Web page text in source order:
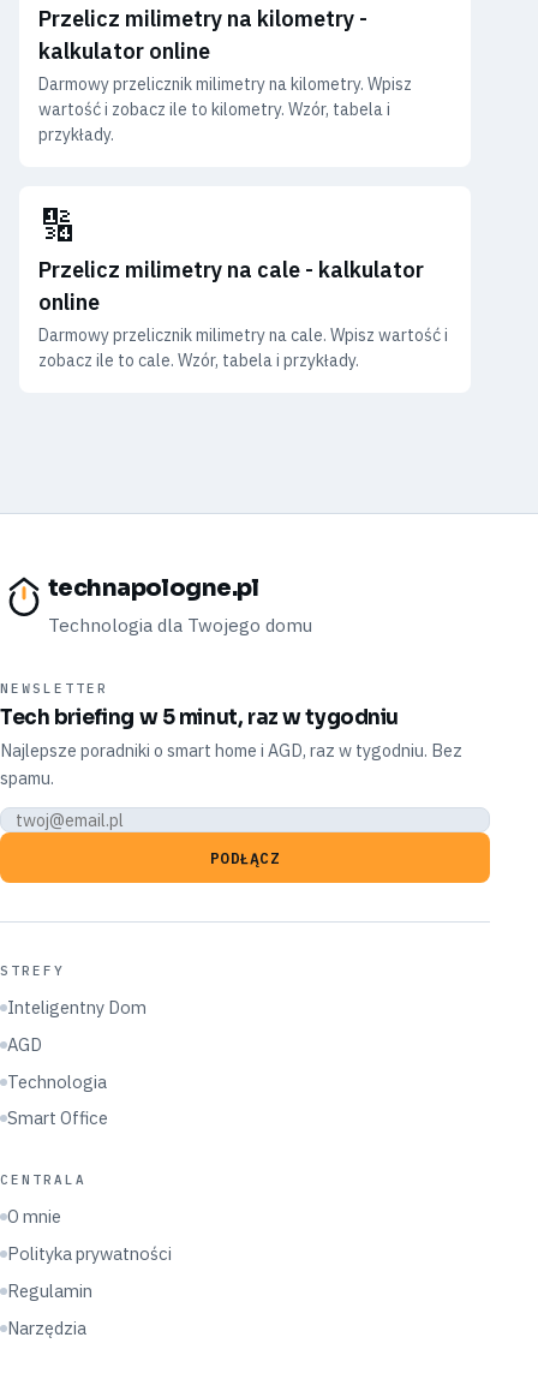
Przelicz milimetry na kilometry -
kalkulator online
Darmowy przelicznik milimetry na kilometry. Wpisz
wartość i zobacz ile to kilometry. Wzór, tabela i
przykłady.
🔢
Przelicz milimetry na cale - kalkulator
online
Darmowy przelicznik milimetry na cale. Wpisz wartość i
zobacz ile to cale. Wzór, tabela i przykłady.
technapologne.pl
Technologia dla Twojego domu
NEWSLETTER
Tech briefing w 5 minut, raz w tygodniu
Najlepsze poradniki o smart home i AGD, raz w tygodniu. Bez
spamu.
PODŁĄCZ
STREFY
Inteligentny Dom
AGD
Technologia
Smart Office
CENTRALA
O mnie
Polityka prywatności
Regulamin
Narzędzia